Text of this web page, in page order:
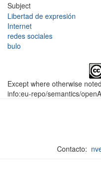
Subject
Libertad de expresión
Internet
redes sociales
bulo
Except where otherwise
info:eu-repo/semantics/
Contacto: